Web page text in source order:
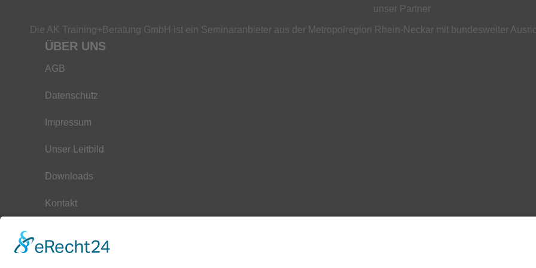
unser Partner
Die AK Training+Beratung GmbH ist ein Seminaranbieter aus der Metropolregion Rhein-Neckar mit bundesweiter
ÜBER UNS
AGB
Datenschutz
Impressum
Unser Leitbild
Downloads
Kontakt